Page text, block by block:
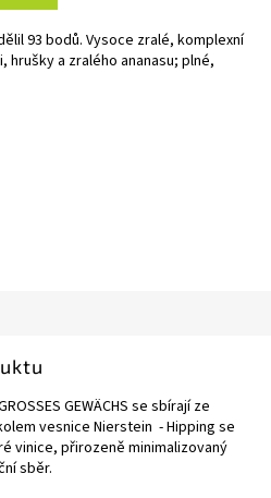
93 bodů. Vysoce zralé, komplexní
hrušky a zralého ananasu; plné,
GEWÄCHS se sbírají ze
vesnice Nierstein - Hipping se
vinice, přirozeně minimalizovaný
sběr.